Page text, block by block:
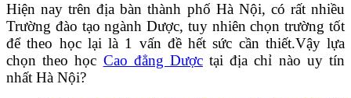
Hiện nay trên địa bàn thành phố Hà Nội, có rất nhiều
Trường đào tạo ngành Dược, tuy nhiên chọn trường tốt
để theo học lại là 1 vấn đề hết sức cần thiết.Vậy lựa
chọn theo học Cao đẳng Dượctại địa chỉ nào uy tín
nhất Hà Nội?